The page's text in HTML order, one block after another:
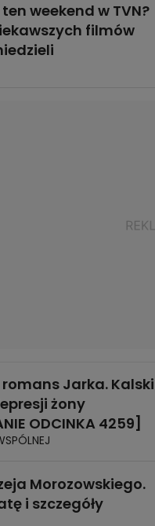
weekend w TVN?
filmów
Jarka. Kalski
żony
ODCINKA 4259]
Morozowskiego.
i szczegóły